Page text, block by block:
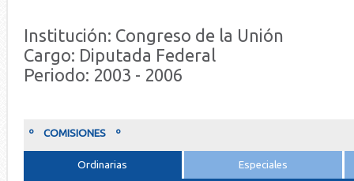
Institución: Congreso de la Unión
Cargo: Diputada Federal
Periodo: 2003 - 2006
º COMISIONES º
Ordinarias Especiales